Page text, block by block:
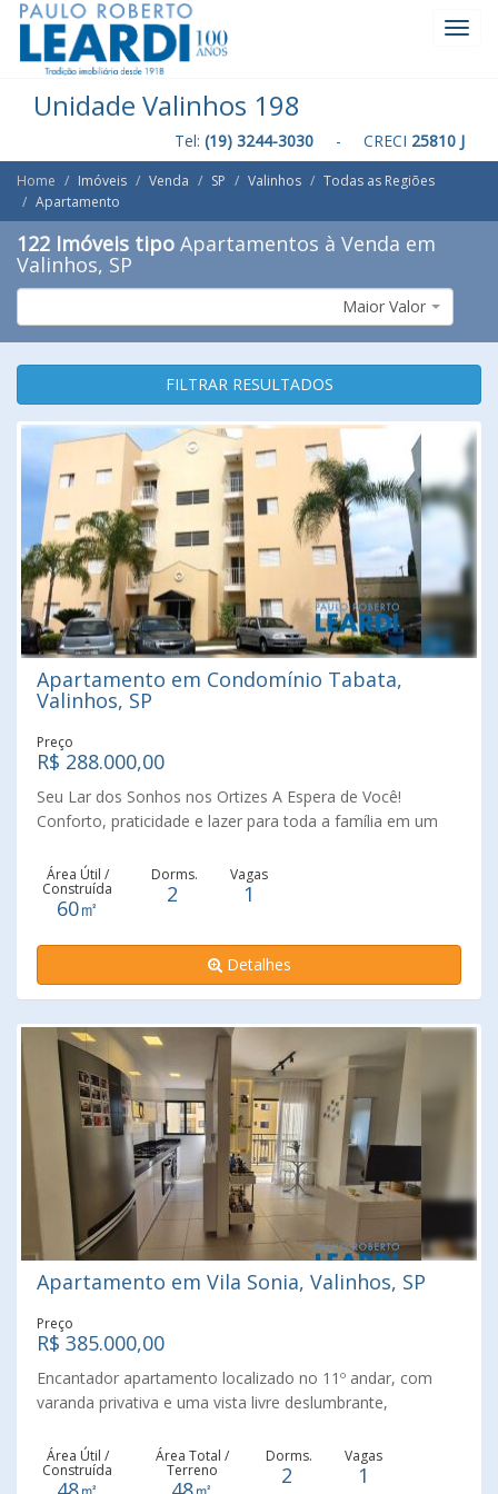
Unidade Valinhos 198
Tel: (19) 3244-3030 - CRECI 25810 J
Home Imóveis Venda SP Valinhos
Todas as Regiões
Apartamento
122 Imóveis tipo Apartamentos à Venda em
Valinhos, SP
Maior Valor
FILTRAR RESULTADOS
Apartamento em Condomínio Tabata,
Valinhos, SP
Preço
R$ 288.000,00
Seu Lar dos Sonhos nos Ortizes A Espera de Você!
Conforto, praticidade e lazer para toda a família em um
em um ambiente tranquilo e acolhedor, com espaço
amplo em um bairro charmoso e seguro. Dormirórios
espaçosos, lazer completo com playground e salão de
festas, a tranquilidade do 2º andar (sem elevador!),
condomínio acessível e localização privilegiada, perto de
tudo! Perfeito para casais, famílias pequenas ou
aconchegante e completo. Agende sua visita e apaixone-
Área Útil /
Construída
60㎡
Dorms.
2
Vagas
1
Detalhes
Apartamento em Vila Sonia, Valinhos, SP
Preço
R$ 385.000,00
Encantador apartamento localizado no 11º andar, com
varanda privativa e uma vista livre deslumbrante,
com marcenaria de primeira linha, excelente acabamento
e é rico em detalhes e espaço de armazenamento. A sala
Área Útil /
Construída
Área Total /
Terreno
Dorms.
2
Vagas
1